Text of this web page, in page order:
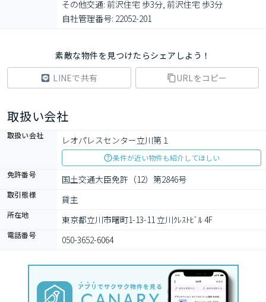
その他交通: 前沢住宅 歩3分, 前沢住宅 歩3分
自社管理番号: 22052-201
素敵な物件を見つけたらシェアしよう！
LINEで共有
URLをコピー
取扱い会社
取扱い会社 レオパレスセンター立川第１
条件が近い物件も紹介してほしい
免許番号
国土交通大臣免許（12）第2846号
取引態様 貸主
所在地 東京都立川市曙町1-13-11 立川ｸﾚｽﾄﾋﾞﾙ 4F
電話番号 050-3652-6064